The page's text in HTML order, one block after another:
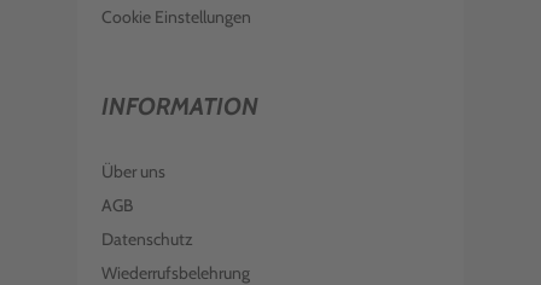
Cookie Einstellungen
INFORMATION
Über uns
AGB
Datenschutz
Wiederrufsbelehrung